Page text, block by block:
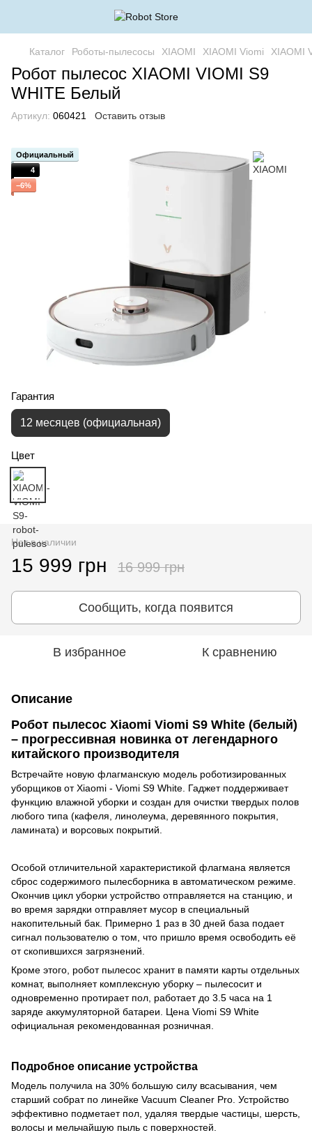
Каталог Роботы-пылесосы XIAOMI XIAOMI Viomi XIAOMI
Робот пылесос XIAOMI VIOMI S9
WHITE Белый
Артикул: 060421 Оставить отзыв
Официальный
4
−6%
Гарантия
12 месяцев (официальная)
Цвет
Нет в наличии
15 999 грн 16 999 грн
Сообщить, когда появится
В избранное К сравнению
Описание
Робот пылесос Xiaomi Viomi S9 White (белый)
– прогрессивная новинка от легендарного
китайского производителя
Встречайте новую флагманскую модель роботизированных
уборщиков от Xiaomi - Viomi S9 White. Гаджет поддерживает
функцию влажной уборки и создан для очистки твердых полов
любого типа (кафеля, линолеума, деревянного покрытия,
ламината) и ворсовых покрытий.
Особой отличительной характеристикой флагмана является
сброс содержимого пылесборника в автоматическом режиме.
Окончив цикл уборки устройство отправляется на станцию, и
во время зарядки отправляет мусор в специальный
накопительный бак. Примерно 1 раз в 30 дней база подает
сигнал пользователю о том, что пришло время освободить её
от скопившихся загрязнений.
Кроме этого, робот пылесос хранит в памяти карты отдельных
комнат, выполняет комплексную уборку – пылесосит и
одновременно протирает пол, работает до 3.5 часа на 1
заряде аккумуляторной батареи. Цена Viomi S9 White
официальная рекомендованная розничная.
Подробное описание устройства
Модель получила на 30% большую силу всасывания, чем
старший собрат по линейке Vacuum Cleaner Pro. Устройство
эффективно подметает пол, удаляя твердые частицы, шерсть,
волосы и мельчайшую пыль с поверхностей.